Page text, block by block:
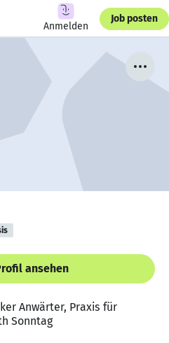
Anmelden
Job posten
ansehen
Anwärter, Praxis für
Sonntag